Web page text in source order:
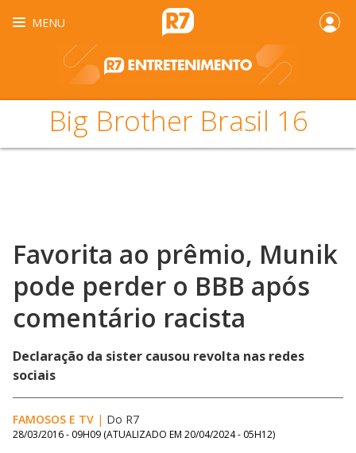
MENU
Big Brother Brasil 16
Favorita ao prêmio, Munik
pode perder o BBB após
comentário racista
Declaração da sister causou revolta nas redes
sociais
FAMOSOS E TV | Do R7
28/03/2016 - 09H09 (ATUALIZADO EM 20/04/2024 - 05H12)